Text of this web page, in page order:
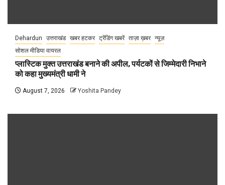
Dehardun उत्तराखंड खबर हटकर ट्रेंडिंग खबरें ताज़ा ख़बर न्यूज़
सोशल मीडिया वायरल
प्लास्टिक मुक्त उत्तराखंड बनाने की अपील, पर्यटकों से जिम्मेदारी निभाने
को कहा मुख्यमंत्री धामी ने
August 7, 2026 Yoshita Pandey